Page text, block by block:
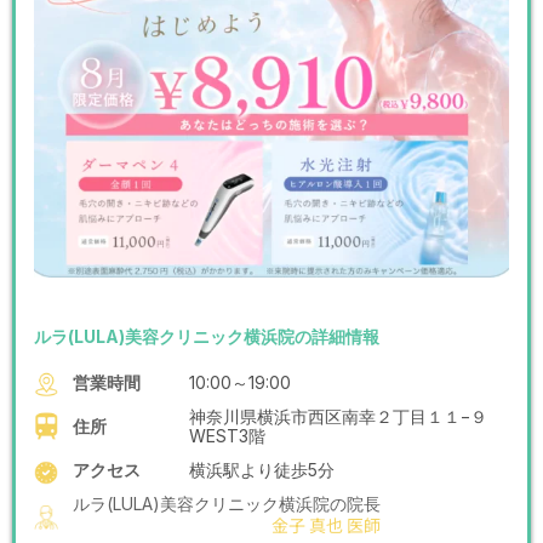
ルラ(LULA)美容クリニック横浜院の詳細情報
営業時間 10:00～19:00
住所
神奈川県横浜市西区南幸２丁目１１−９
WEST3階
アクセス
横浜駅より徒歩5分
ルラ(LULA)美容クリニック横浜院の院長
金子 真也 医師